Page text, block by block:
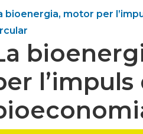
bioenergia, motor per
l’impuls